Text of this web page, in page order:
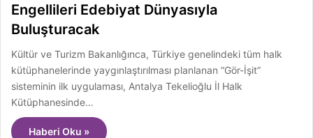
Engellileri Edebiyat Dünyasıyla
Buluşturacak
Kültür ve Turizm Bakanlığınca, Türkiye genelindeki tüm halk
kütüphanelerinde yaygınlaştırılması planlanan “Gör-İşit”
sisteminin ilk uygulaması, Antalya Tekelioğlu İl Halk
Kütüphanesinde…
Haberi Oku »